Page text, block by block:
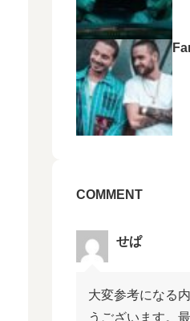
COMMENT
せぱ
大変参考になる
うございます。